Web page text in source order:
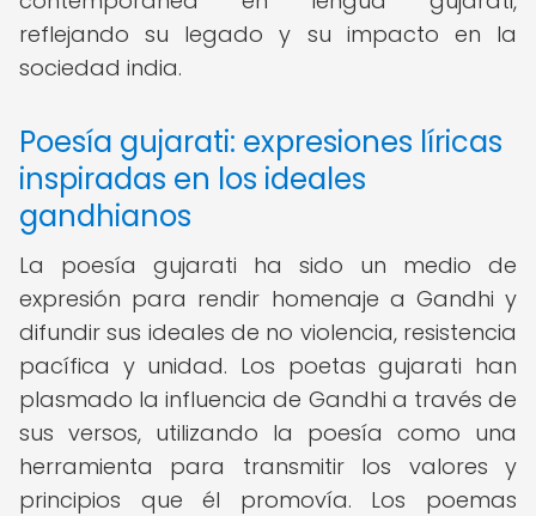
reflejando su legado y su impacto en la
sociedad india.
Poesía gujarati: expresiones líricas
inspiradas en los ideales
gandhianos
La poesía gujarati ha sido un medio de
expresión para rendir homenaje a Gandhi y
difundir sus ideales de no violencia, resistencia
pacífica y unidad. Los poetas gujarati han
plasmado la influencia de Gandhi a través de
sus versos, utilizando la poesía como una
herramienta para transmitir los valores y
principios que él promovía. Los poemas